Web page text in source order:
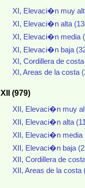
XI, Elevaci�n muy
XI, Elevaci�n alta
XI, Elevaci�n media
XI, Elevaci�n baja
XI, Cordillera de
XI, Areas de la costa
XII (979)
XII, Elevaci�n muy
XII, Elevaci�n alta
XII, Elevaci�n media
XII, Elevaci�n baja
XII, Cordillera de
XII, Areas de la costa